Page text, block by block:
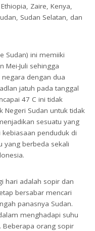
Zaire, Kenya,
Sudan Selatan, dan
Sudan) ini memiiki
Mei-Juli sehingga
dengan dua
jatuh pada tanggal
47 C ini tidak
Negeri Sudan untuk tidak
sesuatu yang
penduduk di
yang berbeda sekali
hari adalah sopir dan
bersabar mencari
panasnya Sudan.
menghadapi suhu
Beberapa orang sopir